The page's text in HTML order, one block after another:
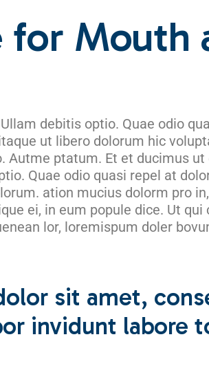
Mouth
debitis optio. Quae odio
ut libero dolorum hic
Autme ptatum. Et et ducimus
Quae odio quasi repel at
ation mucius dolorm pro
ei, in eum popule dice. Ut
lor, loremispum doler
sit amet,
invidunt labore